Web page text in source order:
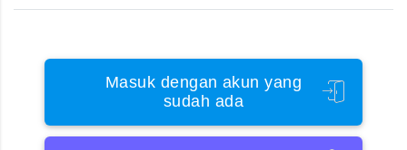
Masuk dengan akun yang
sudah ada